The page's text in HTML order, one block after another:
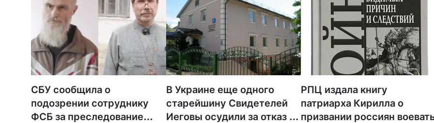
СБУ сообщила о
подозрении сотруднику
ФСБ за преследование
В Украине еще одного
старейшину Свидетелей
Иеговы осудили за отказ от
РПЦ издала книгу
патриарха Кирилла о
призвании россиян